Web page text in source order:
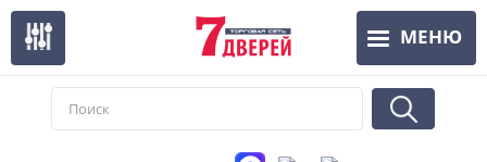
Перейти
основному
содержанию
МЕНЮ